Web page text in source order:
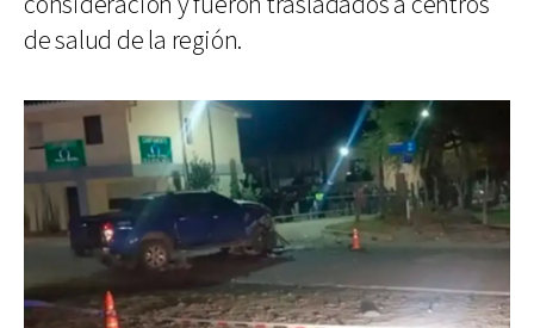
de salud de la región.